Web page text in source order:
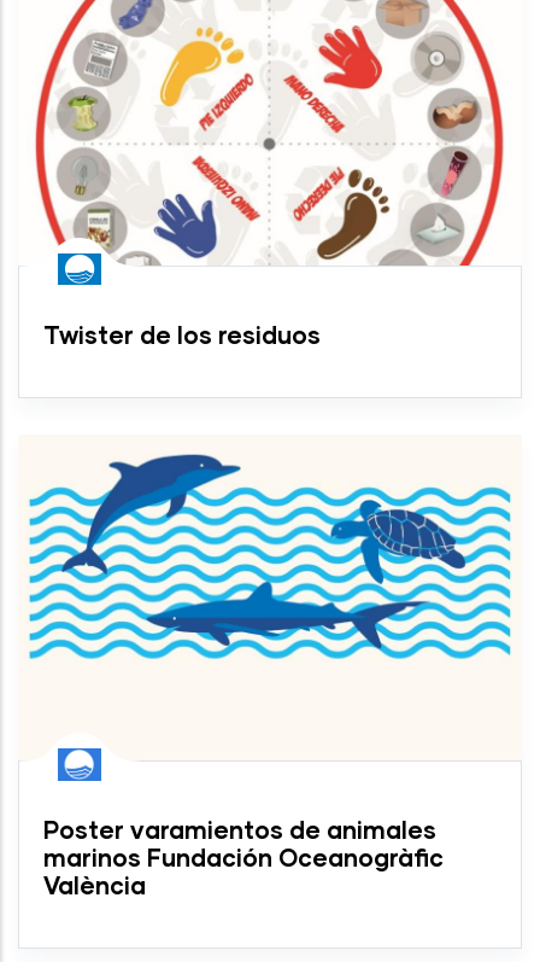
Twister de los residuos
Poster varamientos de animales
marinos Fundación Oceanogràfic
València